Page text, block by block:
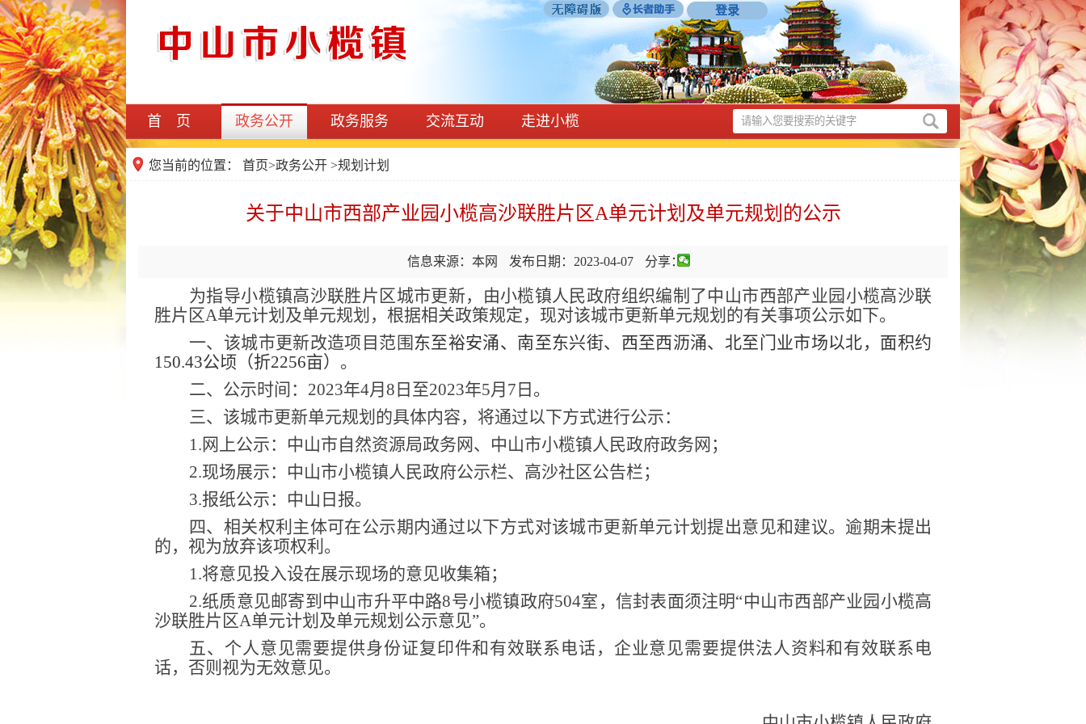
登录
首 页 政务公开 政务服务 交流互动 走进小榄
您当前的位置： 首页>政务公开 >规划计划
关于中山市西部产业园小榄高沙联胜片区A单元计划及单元规划的公示
信息来源：本网 发布日期：2023-04-07 分享：
为指导小榄镇高沙联胜片区城市更新，由小榄镇人民政府组织编制了中山市西部产业园小榄高沙联
胜片区A单元计划及单元规划 ，根据相关政策规定，现对该城市更新单元规划的有关事项公示如下。
一、 该城市更新改造项目范围东至裕安涌、南至东兴街、西至西沥涌、北至门业市场以北，面积约
150.43公顷（折2256亩） 。
二、公示时间： 2023年4月 8 日至2023年5月 7 日。
三、该城市更新单元规划的具体内容，将通过以下方式进行公示：
1.网上公示：中山市自然资源局政务网、中山市小榄镇人民政府政务网；
2.现场展示：中山市小榄镇人民政府公示栏、 高沙社区公告栏；
3.报纸公示：中山日报。
四、相关权利主体可在公示期内通过以下方式对该城市更新单元计划提出意见和建议。逾期未提出
的，视为放弃该项权利。
1.将意见投入设在展示现场的意见收集箱；
2.纸质意见邮寄到中山市升平中路8号小榄镇政府504室，信封表面须注明“中山市西部产业园小榄高
沙联胜片区A单元计划及单元规划 公示意见”。
五、个人意见需要提供身份证复印件和有效联系电话，企业意见需要提供法人资料和有效联系电
话，否则视为无效意见。